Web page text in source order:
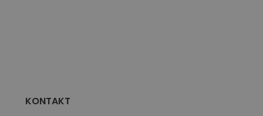
KONTAKT